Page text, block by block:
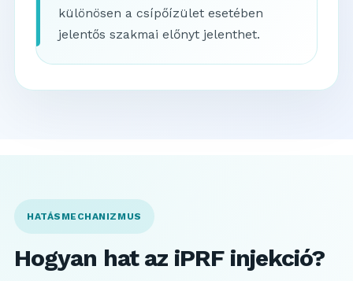
különösen a csípőízület esetében
jelentős szakmai előnyt jelenthet.
HATÁSMECHANIZMUS
Hogyan hat az iPRF injekció?